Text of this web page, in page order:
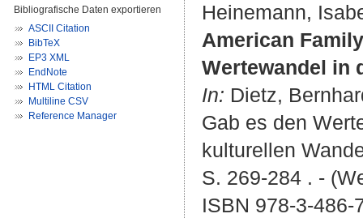
Bibliografische Daten exportieren
ASCII Citation
BibTeX
EP3 XML
EndNote
HTML Citation
Multiline CSV
Reference Manager
Heinemann,
American
Wertewandel in
In: Dietz,
Gab es den
kulturellen
S. 269-284 . -
ISBN 978-3-486-